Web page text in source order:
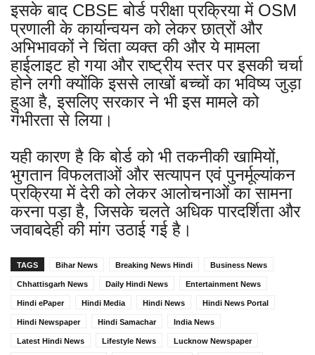
इसके बाद CBSE बोर्ड परीक्षा प्रक्रिया में OSM
प्रणाली के कार्यान्वयन को लेकर छात्रों और
अभिभावकों ने चिंता व्यक्त की और ये मामला
हाईलाइट हो गया और राष्ट्रीय स्तर पर इसकी चर्चा
होने लगी क्योंकि इससे लाखों बच्चों का भविष्य जुड़ा
हुआ है, इसलिए सरकार ने भी इस मामले को
गंभीरता से लिया।
यही कारण है कि बोर्ड को भी तकनीकी खामियों,
भुगतान विफलताओं और सत्यापन एवं पुनर्मूल्यांकन
प्रक्रिया में देरी को लेकर आलोचनाओं का सामना
करना पड़ा है, जिसके चलते अधिक पारदर्शिता और
जवाबदेही की मांग उठाई गई है।
TAGS Bihar News Breaking News Hindi Business News
Chhattisgarh News Daily Hindi News Entertainment News
Hindi ePaper Hindi Media Hindi News Hindi News Portal
Hindi Newspaper Hindi Samachar India News
Latest Hindi News Lifestyle News Lucknow Newspaper